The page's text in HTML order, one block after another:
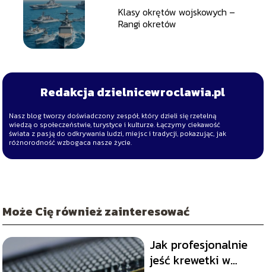
Klasy okrętów wojskowych –
Rangi okretów
Redakcja dzielnicewroclawia.pl
Nasz blog tworzy doświadczony zespół, który dzieli się rzetelną
wiedzą o społeczeństwie, turystyce i kulturze. Łączymy ciekawość
świata z pasją do odkrywania ludzi, miejsc i tradycji, pokazując, jak
różnorodność wzbogaca nasze życie.
Może Cię również zainteresować
Jak profesjonalnie
jeść krewetki w